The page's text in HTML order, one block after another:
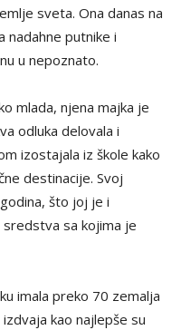
sveta. Ona danas na
nadahne putnike i
u nepoznato.
mlada, njena majka je
odluka delovala i
izostajala iz škole kako
destinacije. Svoj
što joj je i
sa kojima je
imala preko 70 zemalja
kao najlepše su